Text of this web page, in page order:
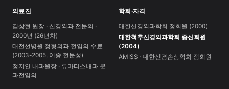
의료진
김상현 원장 · 신경외과 전문의 ·
2000년 (26년차)
대전선병원 정형외과 전임의 수료
(2003-2005, 이중 전문성)
정지인 내과원장 · 류마티스내과 분
과전임의
학회·자격
대한신경외과학회 정회원 (2000)
대한척추신경외과학회 종신회원
(2004)
AMISS · 대한신경손상학회 정회원